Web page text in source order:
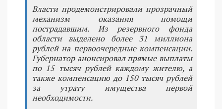
Власти продемонстрировали прозрачный
механизм оказания помощи
пострадавшим. Из резервного фонда
области выделено более 31 миллиона
рублей на первоочередные компенсации.
Губернатор анонсировал прямые выплаты
по 15 тысяч рублей каждому жителю, а
также компенсацию до 150 тысяч рублей
за утрату имущества первой
необходимости.